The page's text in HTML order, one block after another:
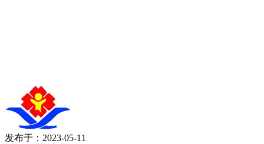
发布于：2023-05-11